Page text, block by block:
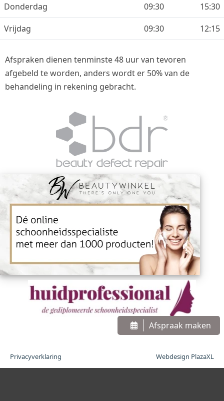
Donderdag
09:30
15:30
Vrijdag
09:30 12:15
Afspraken dienen tenminste 48 uur van tevoren
afgebeld te worden, anders wordt er 50% van de
behandeling in rekening gebracht.
Afspraak maken
Privacyverklaring Webdesign PlazaXL